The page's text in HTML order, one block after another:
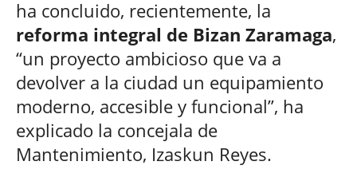
ha concluido, recientemente, la
reforma integral de Bizan Zaramaga,
“un proyecto ambicioso que va a
devolver a la ciudad un equipamiento
moderno, accesible y funcional”, ha
explicado la concejala de
Mantenimiento, Izaskun Reyes.